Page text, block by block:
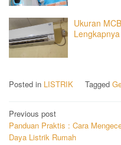
Ukuran
Lengkapnya
Posted in LISTRIK Tagged
Post
navigation
Previous post
Panduan Praktis : Cara
Daya Listrik Rumah